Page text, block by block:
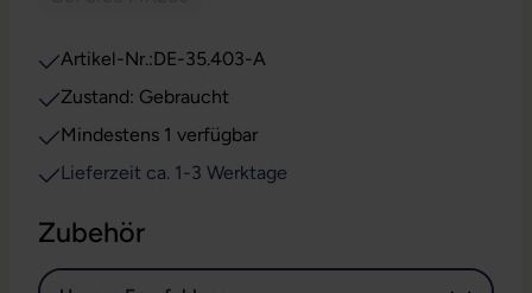
Artikel-Nr.:DE-35.403-A
Zustand: Gebraucht
Mindestens 1 verfügbar
Lieferzeit ca. 1-3 Werktage
Zubehör